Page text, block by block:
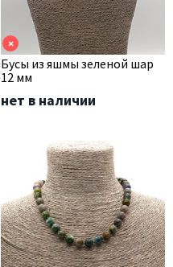
×
Бусы из яшмы зеленой шар
12 мм
нет в наличии